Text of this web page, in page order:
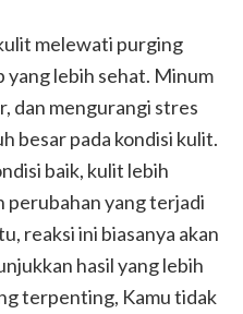
melewati purging
yang lebih sehat. Minum
dan mengurangi stres
besar pada kondisi kulit.
baik, kulit lebih
perubahan yang terjadi
reaksi ini biasanya akan
hasil yang lebih
terpenting, Kamu tidak